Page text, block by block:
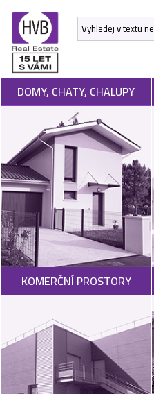
DOMY, CHATY, CHALUPY
KOMERČNÍ PROSTORY
ÚVODNÍ
STRÁNKA
NEMOVITOSTI
DEVELOPERSKÉ
PROJEKTY
SLUŽBY
NABÍDNOUT
NEMOVITOST
POPTAT
NEMOVITOST
VÝKUP
NEMOVITOSTÍ
SPONZORUJEME